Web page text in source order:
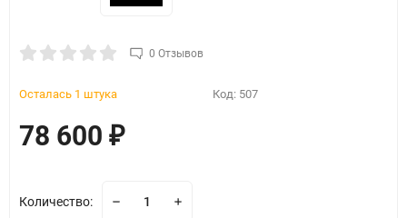
0 Отзывов
Осталась 1 штука Код: 507
78 600 ₽
Количество: